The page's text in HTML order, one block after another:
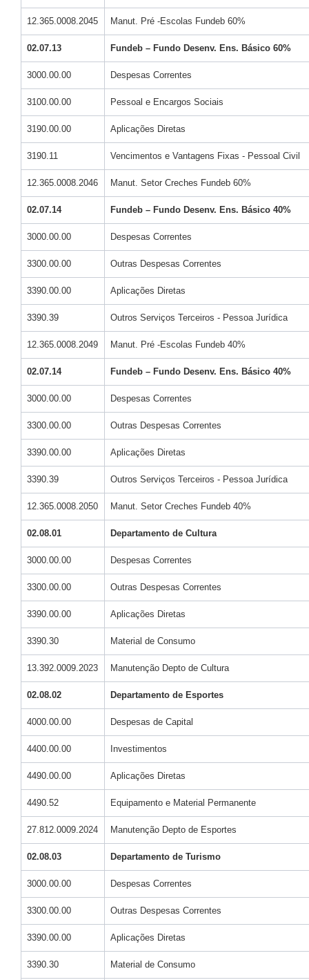
12.365.0008.2045 Manut. Pré -Escolas Fundeb 60%
02.07.13 Fundeb – Fundo Desenv. Ens. Básico 60%
3000.00.00 Despesas Correntes
3100.00.00 Pessoal e Encargos Sociais
3190.00.00 Aplicações Diretas
3190.11 Vencimentos e Vantagens Fixas - Pessoal Civil
12.365.0008.2046 Manut. Setor Creches Fundeb 60%
02.07.14 Fundeb – Fundo Desenv. Ens. Básico 40%
3000.00.00 Despesas Correntes
3300.00.00 Outras Despesas Correntes
3390.00.00 Aplicações Diretas
3390.39 Outros Serviços Terceiros - Pessoa Jurídica
12.365.0008.2049 Manut. Pré -Escolas Fundeb 40%
02.07.14 Fundeb – Fundo Desenv. Ens. Básico 40%
3000.00.00 Despesas Correntes
3300.00.00 Outras Despesas Correntes
3390.00.00 Aplicações Diretas
3390.39 Outros Serviços Terceiros - Pessoa Jurídica
12.365.0008.2050 Manut. Setor Creches Fundeb 40%
02.08.01 Departamento de Cultura
3000.00.00 Despesas Correntes
3300.00.00 Outras Despesas Correntes
3390.00.00 Aplicações Diretas
3390.30 Material de Consumo
13.392.0009.2023 Manutenção Depto de Cultura
02.08.02 Departamento de Esportes
4000.00.00 Despesas de Capital
4400.00.00 Investimentos
4490.00.00 Aplicações Diretas
4490.52 Equipamento e Material Permanente
27.812.0009.2024 Manutenção Depto de Esportes
02.08.03 Departamento de Turismo
3000.00.00 Despesas Correntes
3300.00.00 Outras Despesas Correntes
3390.00.00 Aplicações Diretas
3390.30 Material de Consumo